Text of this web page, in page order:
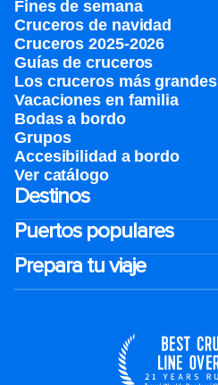
Fines de semana
Cruceros de navidad
Cruceros 2025-2026
Guías de cruceros
Los cruceros más grandes
Vacaciones en familia
Bodas a bordo
Grupos
Accesibilidad a bordo
Ver catálogo
Destinos
Puertos populares
Prepara tu viaje